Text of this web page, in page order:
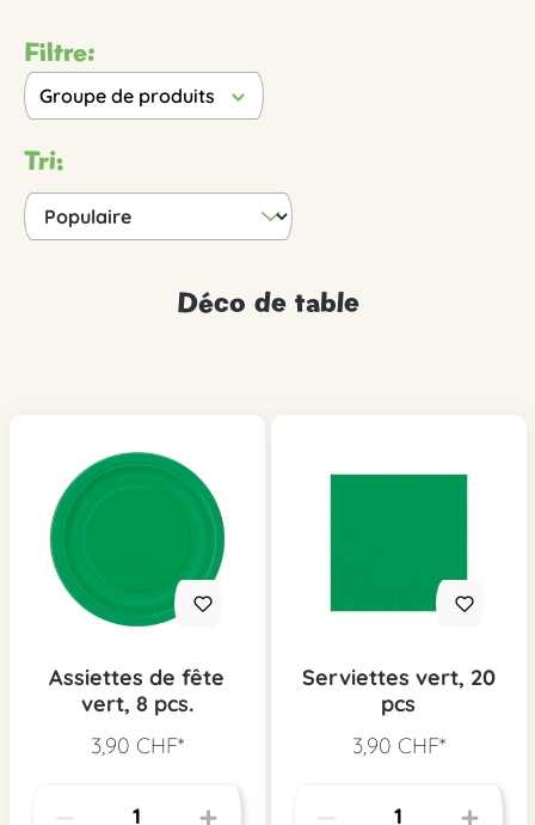
Filtre:
Groupe de produits
Tri:
Déco de table
Assiettes de fête
vert, 8 pcs.
3,90 CHF*
Serviettes vert, 20
pcs
3,90 CHF*